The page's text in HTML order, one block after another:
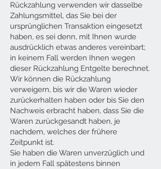
Rückzahlung verwenden wir dasselbe
Zahlungsmittel, das Sie bei der
ursprünglichen Transaktion eingesetzt
haben, es sei denn, mit Ihnen wurde
ausdrücklich etwas anderes vereinbart;
in keinem Fall werden Ihnen wegen
dieser Rückzahlung Entgelte berechnet.
Wir können die Rückzahlung
verweigern, bis wir die Waren wieder
zurückerhalten haben oder bis Sie den
Nachweis erbracht haben, dass Sie die
Waren zurückgesandt haben, je
nachdem, welches der frühere
Zeitpunkt ist.
Sie haben die Waren unverzüglich und
in jedem Fall spätestens binnen